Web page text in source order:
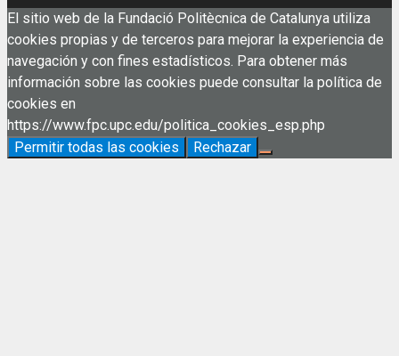
El sitio web de la Fundació Politècnica de Catalunya utiliza
cookies propias y de terceros para mejorar la experiencia de
navegación y con fines estadísticos. Para obtener más
información sobre las cookies puede consultar la política de
cookies en
https://www.fpc.upc.edu/politica_cookies_esp.php
Permitir todas las cookies
Rechazar